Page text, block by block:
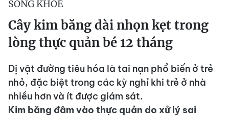
SỐNG KHỎE
Cây kim băng dài nhọn kẹt trong
lòng thực quản bé 12 tháng
Dị vật đường tiêu hóa là tai nạn phổ biến ở trẻ
nhỏ, đặc biệt trong các kỳ nghỉ khi trẻ ở nhà
nhiều hơn và ít được giám sát.
Kim băng đâm vào thực quản do xử lý sai